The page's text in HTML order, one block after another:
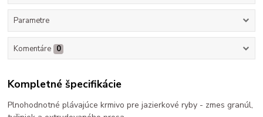
Parametre
Komentáre 0
Kompletné špecifikácie
Plnohodnotné plávajúce krmivo pre jazierkové ryby - zmes granúl,